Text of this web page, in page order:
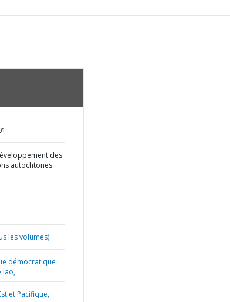
des
autochtones
les volumes)
démocratique
lao,
et Pacifique,